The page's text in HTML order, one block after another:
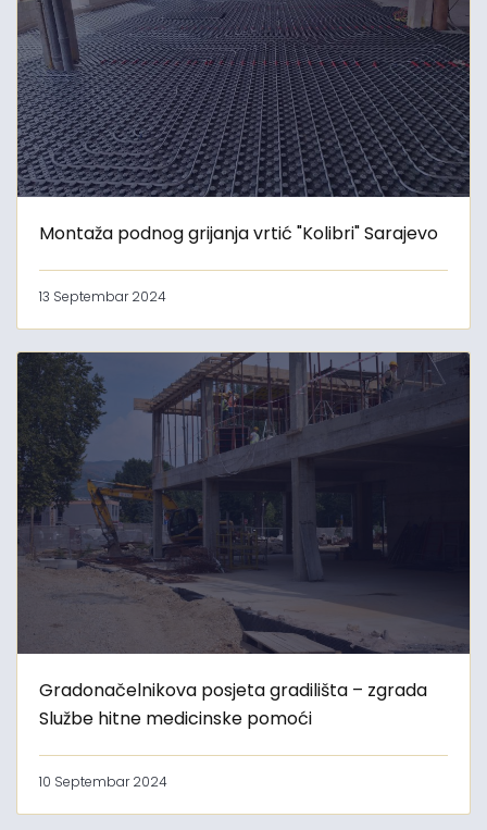
Montaža podnog grijanja vrtić "Kolibri" Sarajevo
13 Septembar 2024
Gradonačelnikova posjeta gradilišta – zgrada
Službe hitne medicinske pomoći
10 Septembar 2024